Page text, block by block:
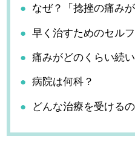
なぜ？「捻挫の痛みが
早く治すためのセル
痛みがどのくらい続
病院は何科？
どんな治療を受けるの